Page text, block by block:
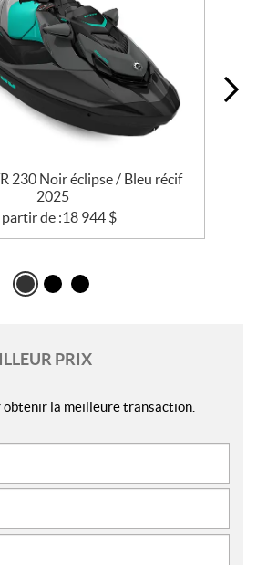
230 Noir éclipse / Bleu récif
2025
de :18 944 $
PRIX
obtenir la meilleure transaction.